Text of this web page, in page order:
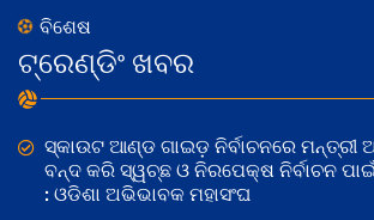
ବିଶେଷ
ଟ୍ରେଣ୍ଡିଂ ଖବର
ସ୍କାଉଟ ଆଣ୍ଡ ଗାଇଡ଼ ନିର୍ବାଚନରେ ମନ୍ତ୍ରୀ
ବନ୍ଦ କରି ସ୍ୱଚ୍ଛ ଓ ନିରପେକ୍ଷ ନିର୍ବାଚନ
: ଓଡିଶା ଅଭିଭାବକ ମହାସଂଘ